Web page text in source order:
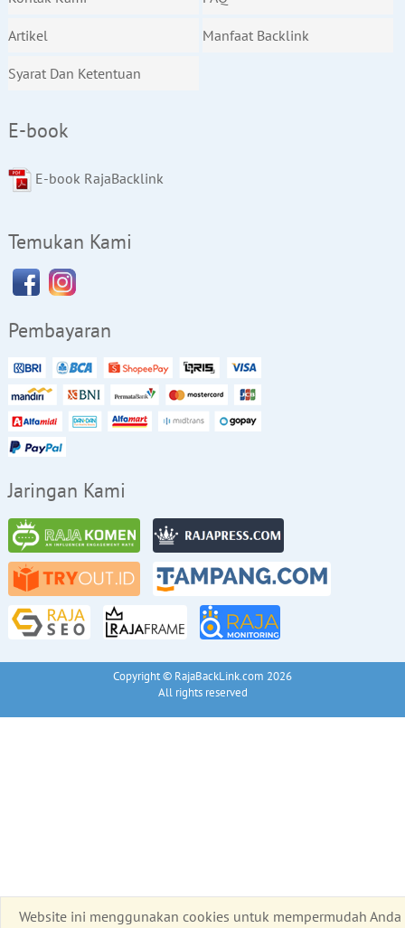
Artikel Manfaat Backlink
Syarat Dan Ketentuan
E-book
E-book RajaBacklink
Temukan Kami
Pembayaran
Jaringan Kami
Copyright © RajaBackLink.com 2026
All rights reserved
Website ini menggunakan cookies untuk mempermudah Anda